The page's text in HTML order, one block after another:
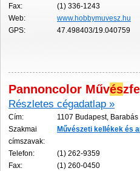
Fax:
(1) 336-1243
Web:
www.hobbymuvesz.hu
GPS:
47.498403/19.040759
Pannoncolor Művés
Részletes cégadatlap »
Cím:
1107 Budapest, Barabás
Szakmai
címszavak:
Művészeti kellékek és
Telefon:
(1) 262-9359
Fax:
(1) 260-0450